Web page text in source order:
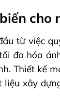
cho
từ việc
đa hóa
Thiết kế
xây